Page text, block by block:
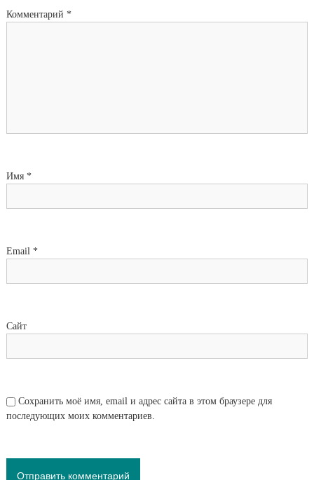
Комментарий *
Имя *
Email *
Сайт
Сохранить моё имя, email и адрес сайта в этом браузере для
последующих моих комментариев.